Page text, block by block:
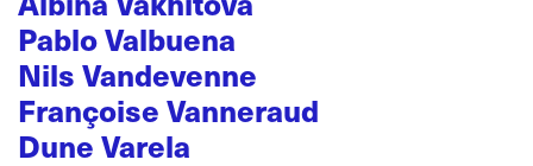
Pablo Valbuena
Nils Vandevenne
Françoise Vanneraud
Dune Varela